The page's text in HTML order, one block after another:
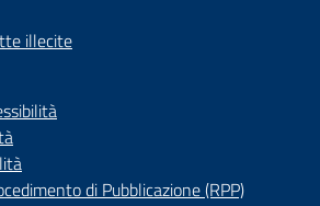
illecite
di Pubblicazione (RPP)